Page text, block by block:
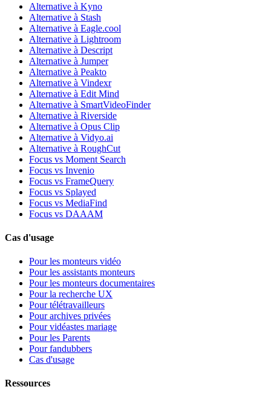
Alternative à Kyno
Alternative à Stash
Alternative à Eagle.cool
Alternative à Lightroom
Alternative à Descript
Alternative à Jumper
Alternative à Peakto
Alternative à Vindexr
Alternative à Edit Mind
Alternative à SmartVideoFinder
Alternative à Riverside
Alternative à Opus Clip
Alternative à Vidyo.ai
Alternative à RoughCut
Focus vs Moment Search
Focus vs Invenio
Focus vs FrameQuery
Focus vs Splayed
Focus vs MediaFind
Focus vs DAAAM
Cas d'usage
Pour les monteurs vidéo
Pour les assistants monteurs
Pour les monteurs documentaires
Pour la recherche UX
Pour télétravailleurs
Pour archives privées
Pour vidéastes mariage
Pour les Parents
Pour fandubbers
Cas d'usage
Ressources